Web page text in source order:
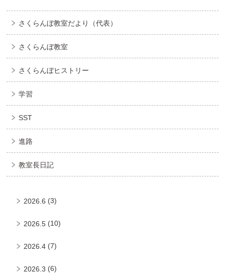
さくらんぼ教室だより（代表）
さくらんぼ教室
さくらんぼヒストリー
学習
SST
進路
教室長日記
2026.6 (3)
2026.5 (10)
2026.4 (7)
2026.3 (6)